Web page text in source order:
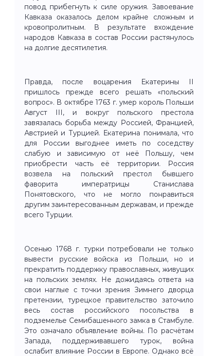
повод прибегнуть к силе оружия. Завоевание
Кавказа оказалось делом крайне сложным и
кровопролитным. В результате вхождение
народов Кавказа в состав России растянулось
на долгие десятилетия.
Правда, после воцарения Екатерины II
пришлось прежде всего решать «польский
вопрос». В октябре 1763 г. умер король Польши
Август III, и вокруг польского престола
завязалась борьба между Россией, Францией,
Австрией и Турцией. Екатерина понимала, что
для России выгоднее иметь по соседству
слабую и зависимую от неё Польшу, чем
приобрести часть её территории. Россия
возвела на польский престол бывшего
фаворита императрицы Станислава
Понятовского, что не могло понравиться
другим заинтересованным державам, и прежде
всего Турции.
Осенью 1768 г. турки потребовали не только
вывести русские войска из Польши, но и
прекратить поддержку православных, живущих
на польских землях. Не дожидаясь ответа на
свои наглые с точки зрения Зимнего дворца
претензии, турецкое правительство заточило
весь состав российского посольства в
подземелье Семибашенного замка в Стамбуле.
Это означало объявление войны. По расчётам
Запада, поддерживавшего турок, война
ослабит влияние России в Европе. Однако всё